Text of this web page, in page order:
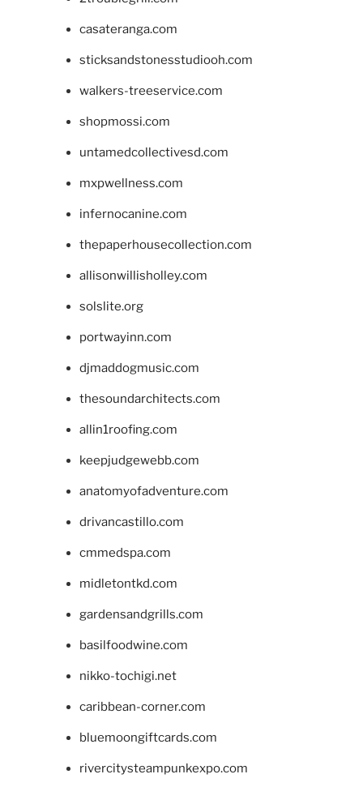
casateranga.com
sticksandstonesstudiooh.com
walkers-treeservice.com
shopmossi.com
untamedcollectivesd.com
mxpwellness.com
infernocanine.com
thepaperhousecollection.com
allisonwillisholley.com
solslite.org
portwayinn.com
djmaddogmusic.com
thesoundarchitects.com
allin1roofing.com
keepjudgewebb.com
anatomyofadventure.com
drivancastillo.com
cmmedspa.com
midletontkd.com
gardensandgrills.com
basilfoodwine.com
nikko-tochigi.net
caribbean-corner.com
bluemoongiftcards.com
rivercitysteampunkexpo.com